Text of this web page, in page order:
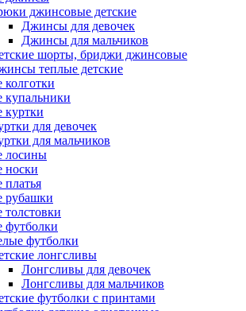
джинсовые детские
Джинсы для девочек
Джинсы для мальчиков
шорты, бриджи джинсовые
теплые детские
колготки
купальники
куртки
для девочек
для мальчиков
лосины
носки
платья
рубашки
толстовки
футболки
футболки
лонгсливы
Лонгсливы для девочек
Лонгсливы для мальчиков
футболки с принтами